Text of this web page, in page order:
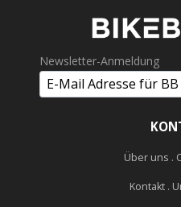
Newsletter-Anmeldung
Über uns .
Kontakt .